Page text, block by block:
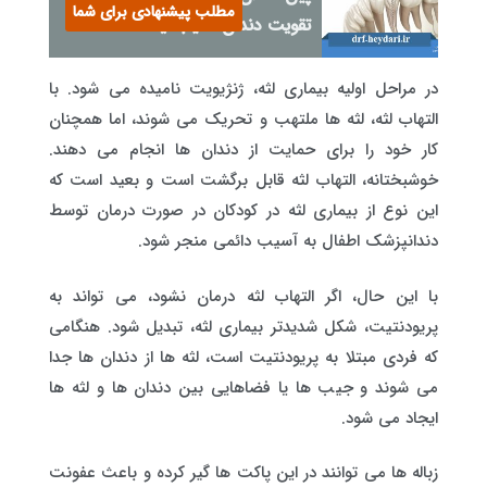
تقویت دندان آسیب‌دیده
مطلب پیشنهادی برای شما
در مراحل اولیه بیماری لثه، ژنژیویت نامیده می شود. با
التهاب لثه، لثه ها ملتهب و تحریک می شوند، اما همچنان
کار خود را برای حمایت از دندان ها انجام می دهند.
خوشبختانه، التهاب لثه قابل برگشت است و بعید است که
این نوع از بیماری لثه در کودکان در صورت درمان توسط
دندانپزشک اطفال به آسیب دائمی منجر شود.
با این حال، اگر التهاب لثه درمان نشود، می تواند به
پریودنتیت، شکل شدیدتر بیماری لثه، تبدیل شود. هنگامی
که فردی مبتلا به پریودنتیت است، لثه ها از دندان ها جدا
می شوند و جیب ها یا فضاهایی بین دندان ها و لثه ها
ایجاد می شود.
زباله ها می توانند در این پاکت ها گیر کرده و باعث عفونت